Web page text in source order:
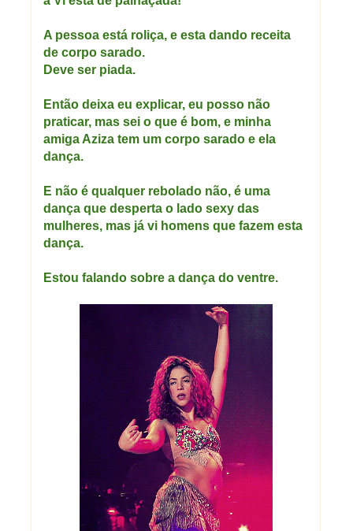
A pessoa está roliça, e esta dando receita
de corpo sarado.
Deve ser piada.
Então deixa eu explicar, eu posso não
praticar, mas sei o que é bom, e minha
amiga Aziza tem um corpo sarado e ela
dança.
E não é qualquer rebolado não, é uma
dança que desperta o lado sexy das
mulheres, mas já vi homens que fazem esta
dança.
Estou falando sobre a dança do ventre.